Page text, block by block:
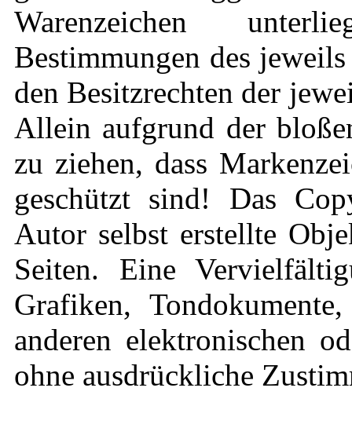
Warenzeichen
Bestimmungen des
den Besitzrechten der
Allein aufgrund der
zu ziehen, dass
geschützt sind! Das
Autor selbst erstellte
Seiten. Eine
Grafiken,
anderen elektronischen
ohne ausdrückliche